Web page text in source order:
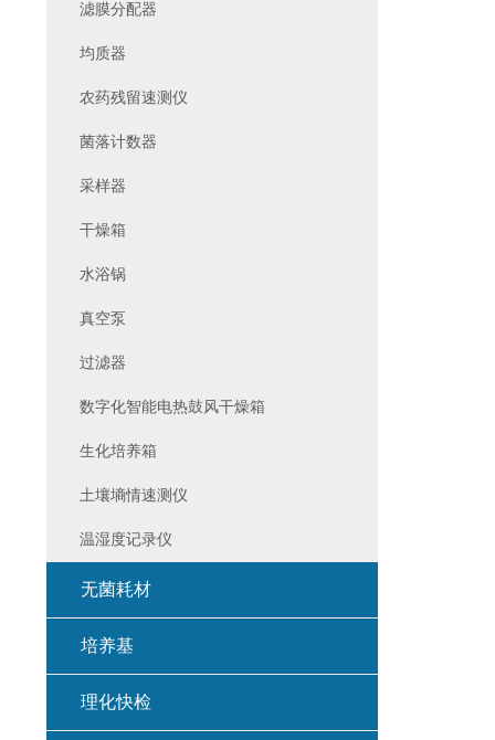
滤膜分配器
均质器
农药残留速测仪
菌落计数器
采样器
干燥箱
水浴锅
真空泵
过滤器
数字化智能电热鼓风干燥箱
生化培养箱
土壤墒情速测仪
温湿度记录仪
无菌耗材
培养基
理化快检